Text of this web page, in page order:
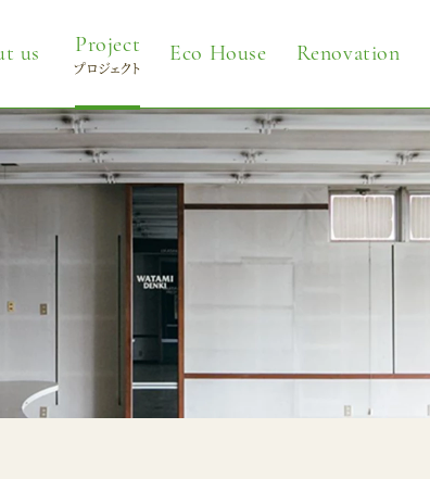
us Project
プロジェクト
Eco House Renovation